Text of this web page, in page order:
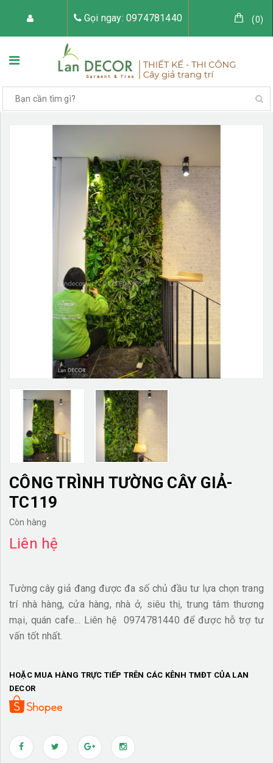
Gọi ngay: 0974781440 (0)
TRANG CHỦ VỀ LAN DECOR
CÂY GIẢ TRANG TRÍ TIỂU CẢNH CÂY GIẢ
TƯỜNG CÂY GIẢ KHĂN TRẢI BÀN
LIÊN HỆ
CÔNG TRÌNH TƯỜNG CÂY GIẢ-
TC119
Còn hàng
Liên hệ
Tường cây giả đang được đa số chủ đầu tư lựa chọn trang
trí nhà hàng, cửa hàng, nhà ở, siêu thị, trung tâm thương
mại, quán cafe... Liên hệ 0974781440 để được hỗ trợ tư
vấn tốt nhất.
HOẶC MUA HÀNG TRỰC TIẾP TRÊN CÁC KÊNH TMĐT CỦA LAN
DECOR